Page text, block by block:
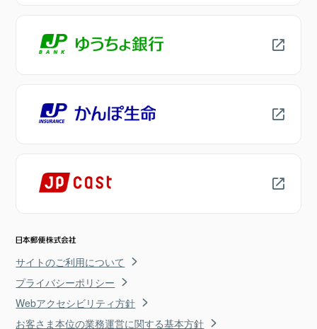
サイトのご利用について
プライバシーポリシー
Webアクセシビリティ方針
お客さま本位の業務運営に関する基本方針